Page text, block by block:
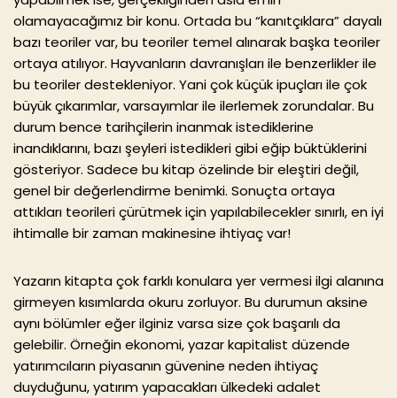
olamayacağımız bir konu. Ortada bu “kanıtçıklara” dayalı
bazı teoriler var, bu teoriler temel alınarak başka teoriler
ortaya atılıyor. Hayvanların davranışları ile benzerlikler ile
bu teoriler destekleniyor. Yani çok küçük ipuçları ile çok
büyük çıkarımlar, varsayımlar ile ilerlemek zorundalar. Bu
durum bence tarihçilerin inanmak istediklerine
inandıklarını, bazı şeyleri istedikleri gibi eğip büktüklerini
gösteriyor. Sadece bu kitap özelinde bir eleştiri değil,
genel bir değerlendirme benimki. Sonuçta ortaya
attıkları teorileri çürütmek için yapılabilecekler sınırlı, en iyi
ihtimalle bir zaman makinesine ihtiyaç var!
Yazarın kitapta çok farklı konulara yer vermesi ilgi alanına
girmeyen kısımlarda okuru zorluyor. Bu durumun aksine
aynı bölümler eğer ilginiz varsa size çok başarılı da
gelebilir. Örneğin ekonomi, yazar kapitalist düzende
yatırımcıların piyasanın güvenine neden ihtiyaç
duyduğunu, yatırım yapacakları ülkedeki adalet